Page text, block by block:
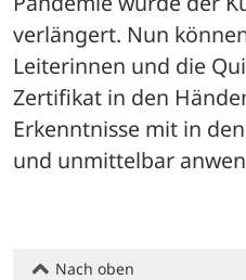
verlängert. Nun
Leiterinnen und die
Zertifikat in den
Erkenntnisse mit in
und unmittelbar
Nach oben